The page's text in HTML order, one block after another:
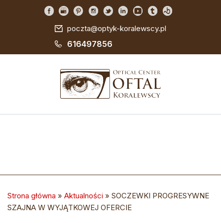
poczta@optyk-koralewscy.pl
616497856
Strona główna » Aktualności » SOCZEWKI PROGRESYWNE
SZAJNA W WYJĄTKOWEJ OFERCIE